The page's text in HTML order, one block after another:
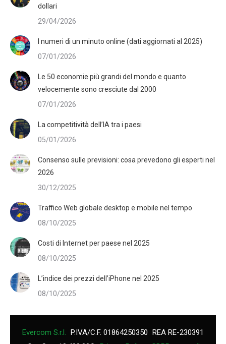
dollari
29/04/2026
I numeri di un minuto online (dati aggiornati al 2025)
07/01/2026
Le 50 economie più grandi del mondo e quanto
velocemente sono cresciute dal 2000
07/01/2026
La competitività dell’IA tra i paesi
05/01/2026
Consenso sulle previsioni: cosa prevedono gli esperti nel
2026
30/12/2025
Traffico Web globale desktop e mobile nel tempo
08/10/2025
Costi di Internet per paese nel 2025
08/10/2025
L’indice dei prezzi dell’iPhone nel 2025
08/10/2025
Evercom S.r.l. P.IVA/C.F. 01864250350 REA RE-230391